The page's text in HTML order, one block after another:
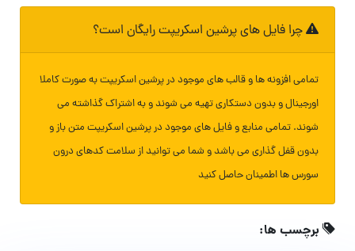
چرا فایل های پرشین اسکریپت رایگان است؟
تمامی افزونه ها و قالب های موجود در پرشین اسکریپت به صورت کاملا
اورجینال و بدون دستکاری تهیه می شوند و به اشتراک گذاشته می
شوند. تمامی منابع و فایل های موجود در پرشین اسکریپت متن باز و
بدون قفل گذاری می باشد و شما می توانید از سلامت کدهای درون
سورس ها اطمینان حاصل کنید
برچسب ها: